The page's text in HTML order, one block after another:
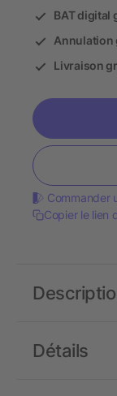
BAT digital
Annulation
Livraison
Commander
Copier le lien
Détails